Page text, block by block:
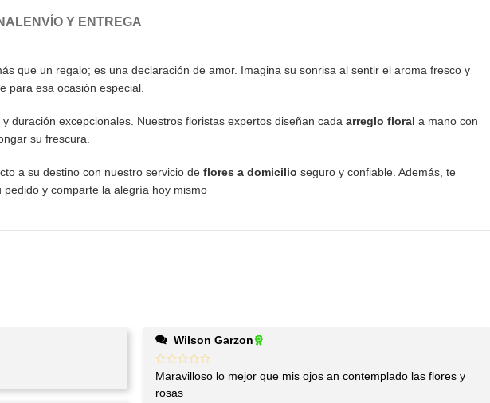
ENVÍO Y ENTREGA
que un regalo; es una declaración de amor. Imagina su sonrisa al sentir el aroma fresco y
para esa ocasión especial.
duración excepcionales. Nuestros floristas expertos diseñan cada arreglo floral a mano con
su frescura.
a su destino con nuestro servicio de flores a domicilio seguro y confiable. Además, te
y comparte la alegría hoy mismo
Wilson Garzon
Maravilloso lo mejor que mis ojos an contemplado las flores y
rosas